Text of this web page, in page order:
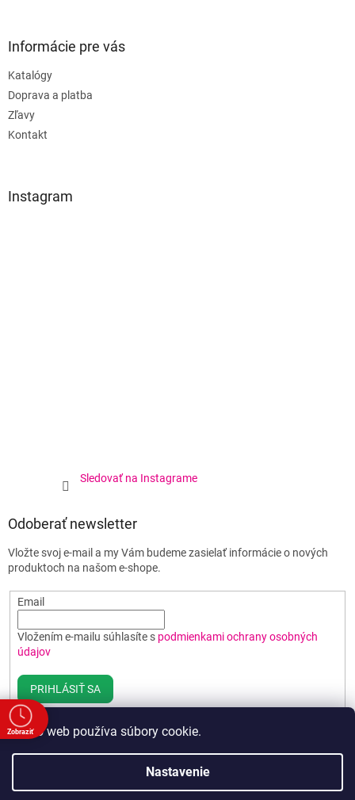
Tento web používa súbory cookie.
Nastavenie
Informácie pre vás
Katalógy
Doprava a platba
Zľavy
Kontakt
Instagram
Sledovať na Instagrame
Odoberať newsletter
Vložte svoj e-mail a my Vám budeme zasielať informácie o nových
produktoch na našom e-shope.
Email
Vložením e-mailu súhlasíte s podmienkami ochrany osobných
údajov
PRIHLÁSIŤ SA
Zobraziť